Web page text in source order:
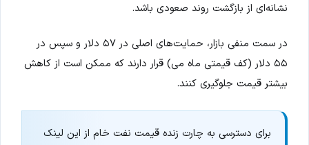
نشانه‌ای از بازگشت روند صعودی باشد.
در سمت منفی بازار، حمایت‌های اصلی در ۵۷ دلار و سپس در
۵۵ دلار (کف قیمتی ماه می) قرار دارند که ممکن است از کاهش
بیشتر قیمت جلوگیری کنند.
برای دسترسی به چارت زنده قیمت نفت خام از این لینک